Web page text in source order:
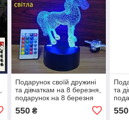
Подарунок своїй дружині
та дівчаткам на 8 березня,
подарунок на 8 березня
подарунок на 8 березня
550₴
та
550